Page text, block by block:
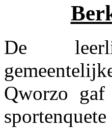
De
Qworzo